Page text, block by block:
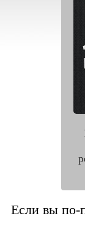
Если вы по-